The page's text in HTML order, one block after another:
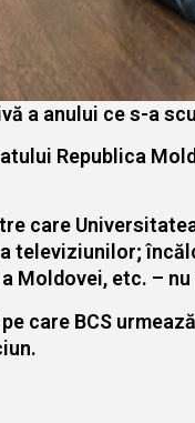
a anului ce s-a
Republica
care
televiziunilor;
Moldovei, etc. –
care BCS